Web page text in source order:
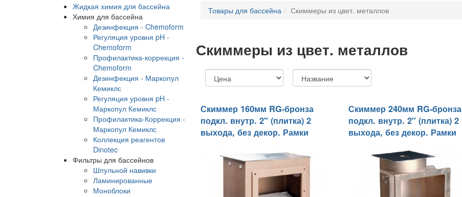
Жидкая химия для бассейна
Химия для бассейна
Дезинфекция - Chemoform
Регуляция уровня pH -
Chemoform
Профилактика-коррекция -
Chemoform
Дезинфекция - Маркопул
Кемиклс
Регуляция уровня pH -
Маркопул Кемиклс
Профилактика-Коррекция -
Маркопул Кемиклс
Коллекция реагентов
Dinotec
Фильтры для бассейнов
Шпульной навивки
Ламинированные
Моноблоки
Товары для бассейна Скиммеры из цвет. металлов
Скиммеры из цвет. металлов
Скиммер 160мм RG-бронза
подкл. внутр. 2" (плитка) 2
выхода, без декор. Рамки
Скиммер 240мм RG-бронза
подкл. внутр. 2" (плитка) 2
выхода, без декор. Рамки